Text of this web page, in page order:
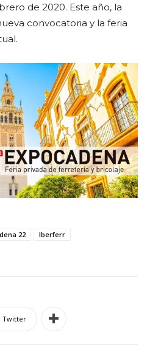
de 2020. Este año, la
convocatoria y la feria
22
Iberferr
Twitter